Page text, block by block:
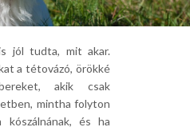
jól tudta, mit akar.
a tétovázó, örökké
akik csak
mintha folyton
és ha